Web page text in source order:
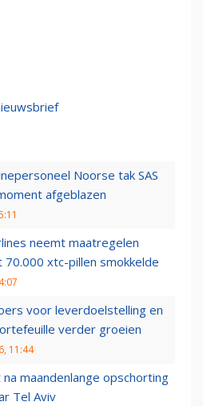
Noorse tak SAS
afgeblazen
neemt maatregelen
70.000 xtc-pillen smokkelde
voor leverdoelstelling en
verder groeien
11:44
maandenlange opschorting
Tel Aviv